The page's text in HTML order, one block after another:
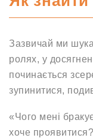
Зазвичай ми
ролях, у
починається
зупинитися,
«Чого мені
хоче